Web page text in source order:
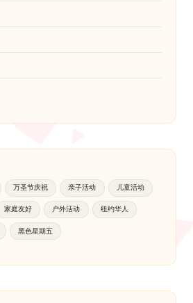
万圣节庆祝 亲子活动 儿童活动
家庭友好 户外活动 纽约华人
黑色星期五